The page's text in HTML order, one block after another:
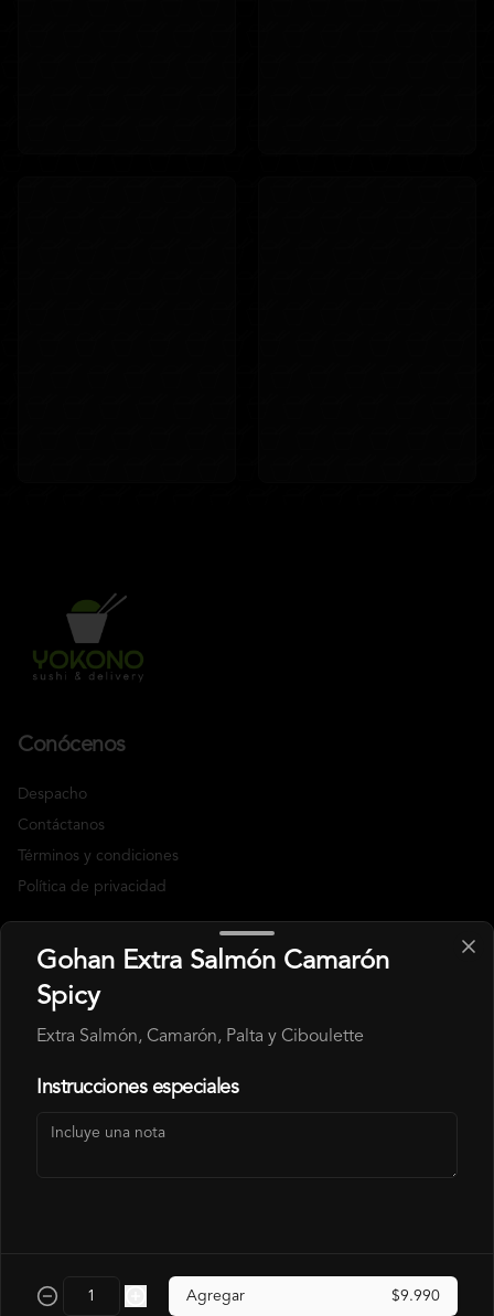
Conócenos
Despacho
Contáctanos
Términos y condiciones
Política de privacidad
Instagram
Facebook
Mi cuenta
Gohan Extra Salmón Camarón
Spicy
Extra Salmón, Camarón, Palta y Ciboulette
Instrucciones especiales
Agregar $9.990